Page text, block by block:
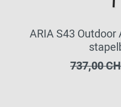
ARIA S43
737,00